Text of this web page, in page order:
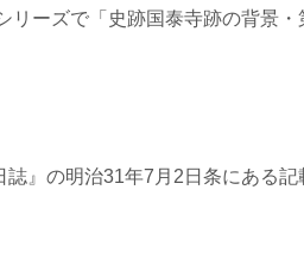
ーズで「史跡国泰寺跡の背景・
』の明治31年7月2日条にある記